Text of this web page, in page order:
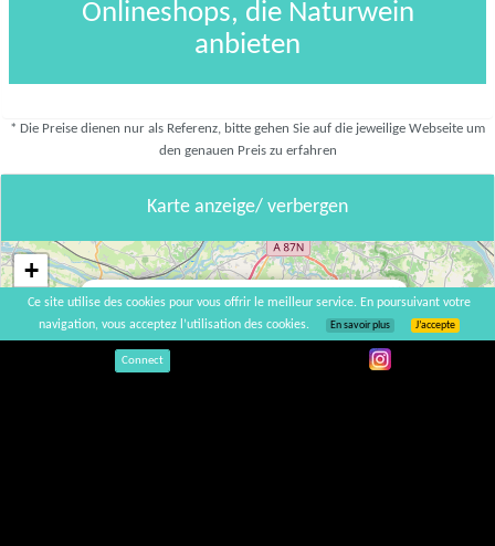
Onlineshops, die Naturwein
anbieten
* Die Preise dienen nur als Referenz, bitte gehen Sie auf die jeweilige Webseite um
den genauen Preis zu erfahren
Karte anzeige/ verbergen
Domaine Autre Chose
×
+
−
Connect
Ce site utilise des cookies pour vous offrir le meilleur service. En poursuivant votre
navigation, vous acceptez l’utilisation des cookies.
En savoir plus J’accepte